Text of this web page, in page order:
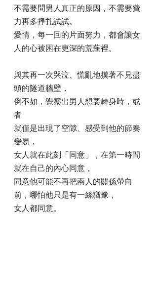
不需要問男人真正的原因，不需要費
力再多掙扎試試。
愛情，每一回的片面努力，都會讓女
人的心被困在更深的荒蕪裡。
與其再一次哭泣、慌亂地摸著不見盡
頭的隧道牆壁，
倒不如，覺察出男人想要轉身時，或
者
就僅是出現了空隙、感受到他的節奏
變易，
女人就在此刻「同意」，在第一時間
就在自己的內心同意，
同意他可能不再把兩人的關係帶向
前，哪怕他只是有一絲猶豫，
女人都同意。